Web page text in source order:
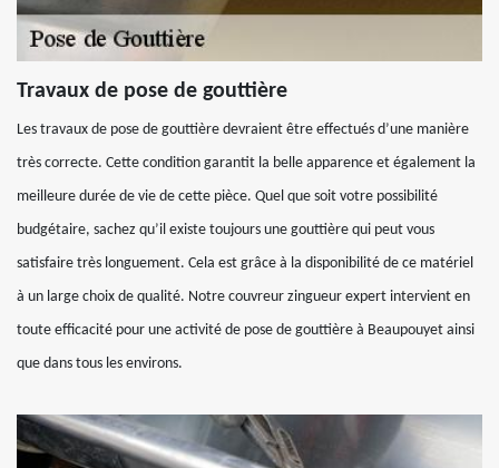
Travaux de pose de gouttière
Les travaux de pose de gouttière devraient être effectués d’une manière
très correcte. Cette condition garantit la belle apparence et également la
meilleure durée de vie de cette pièce. Quel que soit votre possibilité
budgétaire, sachez qu’il existe toujours une gouttière qui peut vous
satisfaire très longuement. Cela est grâce à la disponibilité de ce matériel
à un large choix de qualité. Notre couvreur zingueur expert intervient en
toute efficacité pour une activité de pose de gouttière à Beaupouyet ainsi
que dans tous les environs.